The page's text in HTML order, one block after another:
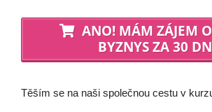
ANO! MÁM ZÁJEM
BYZNYS ZA 30
Těším se na naši společnou cestu v